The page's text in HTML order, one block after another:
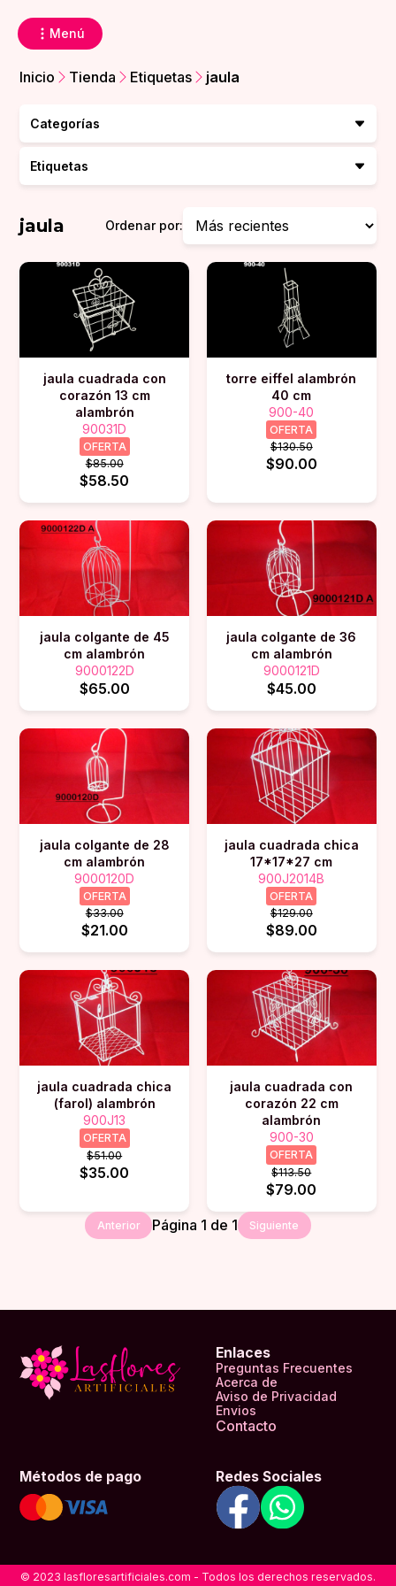
Menú
Inicio Tienda Etiquetas jaula
Categorías
Etiquetas
jaula Ordenar por:
jaula cuadrada con
corazón 13 cm
alambrón
90031D
OFERTA
$85.00
$58.50
torre eiffel alambrón
40 cm
900-40
OFERTA
$130.50
$90.00
jaula colgante de 45
cm alambrón
9000122D
$65.00
jaula colgante de 36
cm alambrón
9000121D
$45.00
jaula colgante de 28
cm alambrón
9000120D
OFERTA
$33.00
$21.00
jaula cuadrada chica
17*17*27 cm
900J2014B
OFERTA
$129.00
$89.00
jaula cuadrada chica
(farol) alambrón
900J13
OFERTA
$51.00
$35.00
jaula cuadrada con
corazón 22 cm
alambrón
900-30
OFERTA
$113.50
$79.00
Anterior Página 1 de 1 Siguiente
Enlaces
Preguntas Frecuentes
Acerca de
Aviso de Privacidad
Envios
Contacto
Métodos de pago Redes Sociales
© 2023 lasfloresartificiales.com - Todos los derechos reservados.